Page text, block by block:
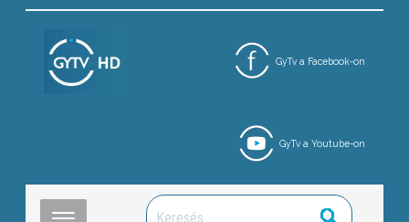
GyTv a Facebook-on
GyTv a Youtube-on